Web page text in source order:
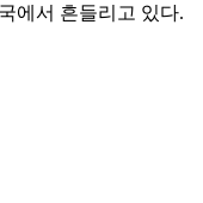
에서 흔들리고 있다.